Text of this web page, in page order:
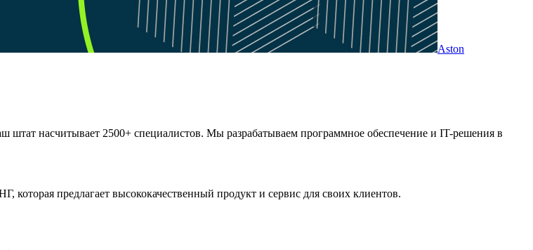
Aston
штат насчитывает 2500+ специалистов. Мы разрабатываем программное обеспечение и IT-решения в
предлагает высококачественный продукт и сервис для своих клиентов.